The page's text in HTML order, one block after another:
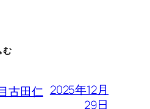
む
古田仁 2025年12月
29日